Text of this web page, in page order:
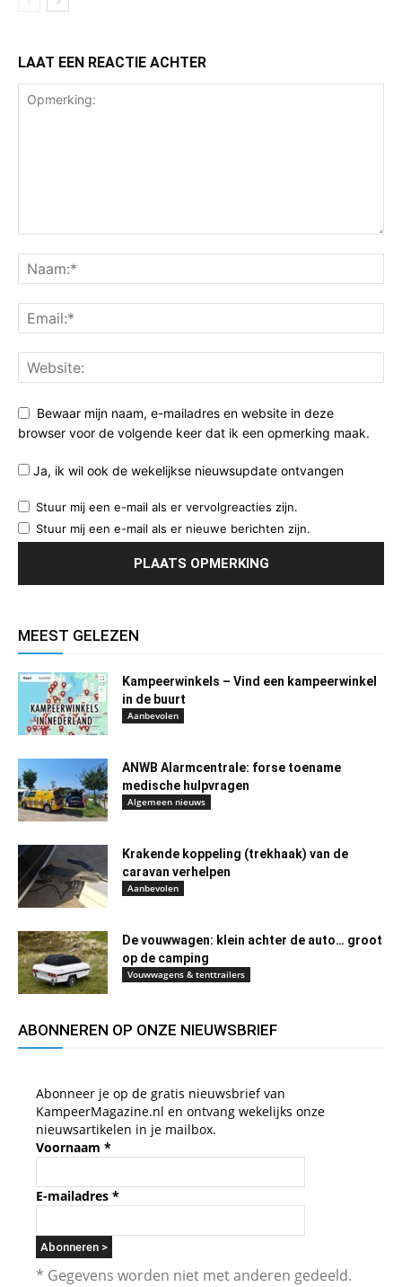
LAAT EEN REACTIE ACHTER
Bewaar mijn naam, e-mailadres en website in deze
browser voor de volgende keer dat ik een opmerking maak.
Ja, ik wil ook de wekelijkse nieuwsupdate ontvangen
Stuur mij een e-mail als er vervolgreacties zijn.
Stuur mij een e-mail als er nieuwe berichten zijn.
MEEST GELEZEN
Kampeerwinkels – Vind een kampeerwinkel
in de buurt
Aanbevolen
ANWB Alarmcentrale: forse toename
medische hulpvragen
Algemeen nieuws
Krakende koppeling (trekhaak) van de
caravan verhelpen
Aanbevolen
De vouwwagen: klein achter de auto… groot
op de camping
Vouwwagens & tenttrailers
ABONNEREN OP ONZE NIEUWSBRIEF
Abonneer je op de gratis nieuwsbrief van
KampeerMagazine.nl en ontvang wekelijks onze
nieuwsartikelen in je mailbox.
Voornaam *
E-mailadres *
* Gegevens worden niet met anderen gedeeld.